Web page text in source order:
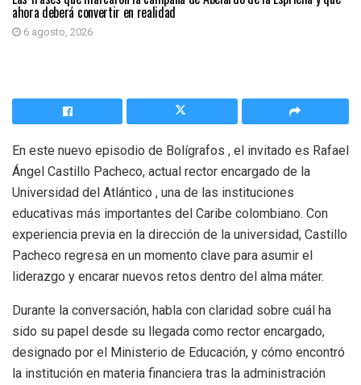
ahora deberá convertir en realidad
6 agosto, 2026
En este nuevo episodio de Bolígrafos , el invitado es Rafael
Ángel Castillo Pacheco, actual rector encargado de la
Universidad del Atlántico , una de las instituciones
educativas más importantes del Caribe colombiano. Con
experiencia previa en la dirección de la universidad, Castillo
Pacheco regresa en un momento clave para asumir el
liderazgo y encarar nuevos retos dentro del alma máter.
Durante la conversación, habla con claridad sobre cuál ha
sido su papel desde su llegada como rector encargado,
designado por el Ministerio de Educación, y cómo encontró
la institución en materia financiera tras la administración